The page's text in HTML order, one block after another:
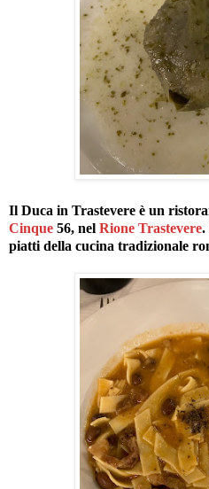
Il Duca in Trastevere è un
Cinque 56, nel Rione Trastevere.
piatti della cucina tradizionale